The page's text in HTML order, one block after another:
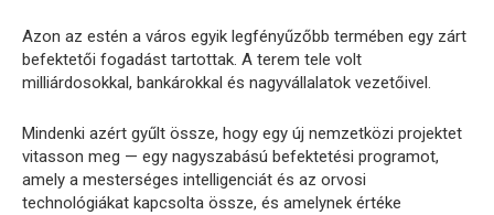
Azon az estén a város egyik legfényűzőbb termében egy zárt
befektetői fogadást tartottak. A terem tele volt
milliárdosokkal, bankárokkal és nagyvállalatok vezetőivel.
Mindenki azért gyűlt össze, hogy egy új nemzetközi projektet
vitasson meg — egy nagyszabású befektetési programot,
amely a mesterséges intelligenciát és az orvosi
technológiákat kapcsolta össze, és amelynek értéke